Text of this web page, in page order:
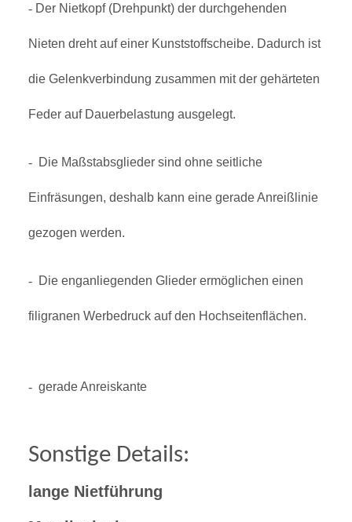
- Der Nietkopf (Drehpunkt) der durchgehenden
Nieten dreht auf einer Kunststoffscheibe. Dadurch ist
die Gelenkverbindung zusammen mit der gehärteten
Feder auf Dauerbelastung ausgelegt.
- Die Maßstabsglieder sind ohne seitliche
Einfräsungen, deshalb kann eine gerade Anreißlinie
gezogen werden.
- Die enganliegenden Glieder ermöglichen einen
filigranen Werbedruck auf den Hochseitenflächen.
- gerade Anreiskante
Sonstige Details:
lange Nietführung